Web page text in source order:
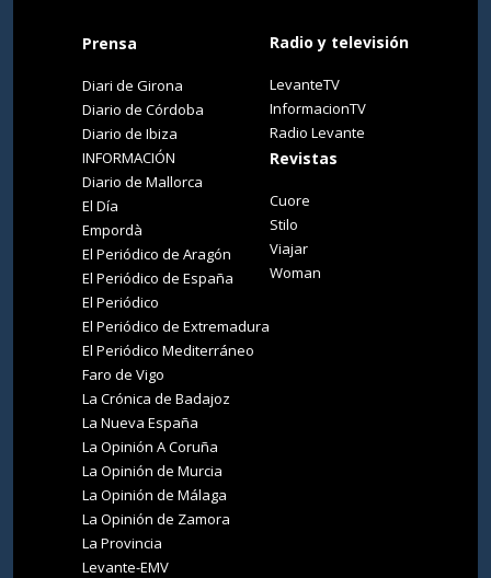
Prensa
Diari de Girona
Diario de Córdoba
Diario de Ibiza
INFORMACIÓN
Diario de Mallorca
El Día
Empordà
El Periódico de Aragón
El Periódico de España
El Periódico
El Periódico de Extremadura
El Periódico Mediterráneo
Faro de Vigo
La Crónica de Badajoz
La Nueva España
La Opinión A Coruña
La Opinión de Murcia
La Opinión de Málaga
La Opinión de Zamora
La Provincia
Levante-EMV
Radio y televisión
LevanteTV
InformacionTV
Radio Levante
Revistas
Cuore
Stilo
Viajar
Woman